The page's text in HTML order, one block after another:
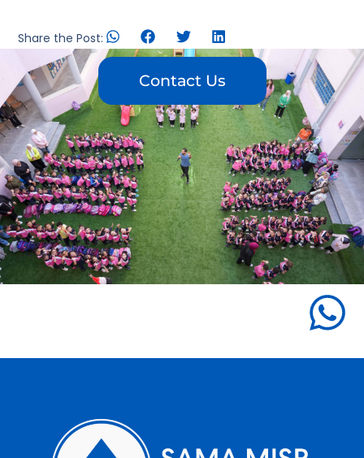
Share the Post:
Contact Us